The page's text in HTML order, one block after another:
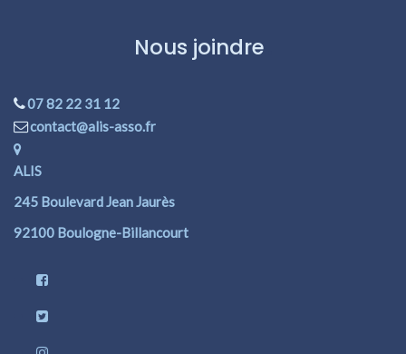
Nous joindre
07 82 22 31 12
contact@alis-asso.fr
ALIS
245 Boulevard Jean Jaurès
92100 Boulogne-Billancourt